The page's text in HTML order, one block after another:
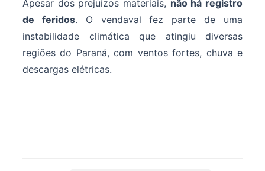
Apesar dos prejuízos materiais, não há registro
de feridos. O vendaval fez parte de uma
instabilidade climática que atingiu diversas
regiões do Paraná, com ventos fortes, chuva e
descargas elétricas.